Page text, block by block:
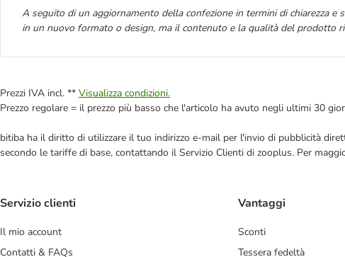
A seguito di un aggiornamento della confezione in termini di chiarezza
in un nuovo formato o design, ma il contenuto e la qualità del prodotto
Prezzi IVA incl. ** Visualizza condizioni.
Prezzo regolare = il prezzo più basso che l'articolo ha avuto negli ultimi 30
bitiba ha il diritto di utilizzare il tuo indirizzo e-mail per l'invio di pubblicità
secondo le tariffe di base, contattando il Servizio Clienti di zooplus. Per
Servizio clienti
Il mio account
Contatti & FAQs
Vantaggi
Sconti
Tessera fedeltà